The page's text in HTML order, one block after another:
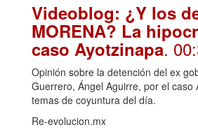
Videoblog: ¿Y los
MORENA? La
caso Ayotzinapa.
Opinión sobre la detención del ex
Guerrero, Ángel Aguirre, por el caso
temas de coyuntura del día.
Re-evolucion.mx